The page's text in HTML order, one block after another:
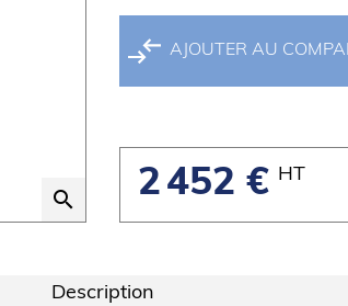
search
AJOUTER AU
2 452 € HT
Description